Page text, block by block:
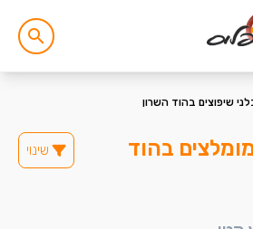
שיפוצים בהוד השרון
בהוד
שינוי